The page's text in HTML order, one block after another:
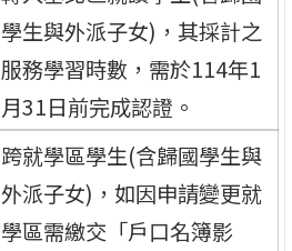
學生與外派子女)，其採計之
服務學習時數，需於114年1
月31日前完成認證。
跨就學區學生(含歸國學生與
外派子女)，如因申請變更就
學區需繳交「戶口名簿影